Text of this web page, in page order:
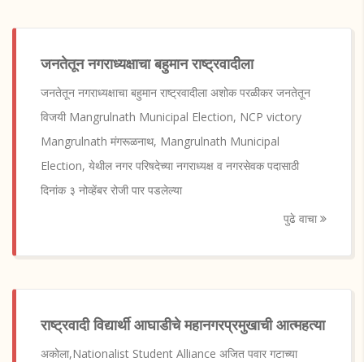
जनतेतून नगराध्यक्षाचा बहुमान राष्ट्रवादीला
जनतेतून नगराध्यक्षाचा बहुमान राष्ट्रवादीला अशोक परळीकर जनतेतून
विजयी Mangrulnath Municipal Election, NCP victory
Mangrulnath मंगरूळनाथ, Mangrulnath Municipal
Election, येथील नगर परिषदेच्या नगराध्यक्ष व नगरसेवक पदासाठी
दिनांक ३ नोव्हेंबर रोजी पार पडलेल्या
पुढे वाचा
राष्ट्रवादी विद्यार्थी आघाडीचे महानगरप्रमुखाची आत्महत्या
अकोला,Nationalist Student Alliance अजित पवार गटाच्या